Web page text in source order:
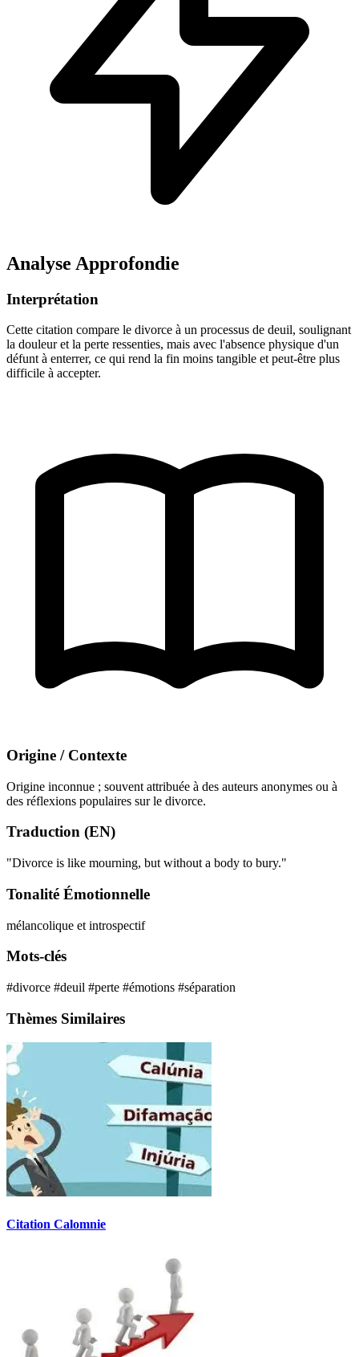
Analyse Approfondie
Interprétation
Cette citation compare le divorce à un processus de deuil, soulignant
la douleur et la perte ressenties, mais avec l'absence physique d'un
défunt à enterrer, ce qui rend la fin moins tangible et peut-être plus
difficile à accepter.
Origine / Contexte
Origine inconnue ; souvent attribuée à des auteurs anonymes ou à
des réflexions populaires sur le divorce.
Traduction (EN)
"Divorce is like mourning, but without a body to bury."
Tonalité Émotionnelle
mélancolique et introspectif
Mots-clés
#divorce #deuil #perte #émotions #séparation
Thèmes Similaires
Citation Calomnie